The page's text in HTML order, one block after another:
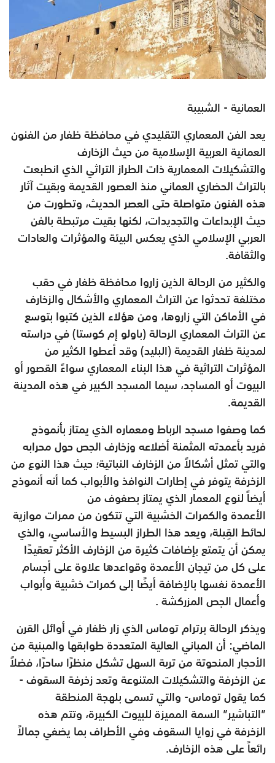
العمانية - الشبيبة
يعد الفن المعماري التقليدي في محافظة ظفارمن الفنون
العمانية العربية الإسلامية من حيث الزخارف
والتشكيلاتالمعمارية ذات الطراز التراثي الذي انطبعت
بالتراث الحضاري العمانيمنذ العصور القديمة وبقيت آثار
هذه الفنون متواصلة حتى العصر الحديث، وتطورت من
حيث الإبداعات والتجديدات، لكنها بقيت مرتبطة بالفن
العربيالإسلامي الذي يعكس البيئة والمؤثرات والعادات
والثقافة.
والكثير من الرحالة الذين زاروا محافظة ظفار في حقب
مختلفة تحدثوا عنالتراث المعماري والأشكال والزخارف
في الأماكن التي زاروها، ومنهؤلاء الذين كتبوا بتوسع
عن التراث المعماري الرحالة (باولو إم كوستا)في دراسته
لمدينة ظفار القديمة (البليد) وقد أعطوا الكثير من
المؤثراتالتراثية في هذا البناء المعماري سواءً القصور أو
البيوت أو المساجد، سيما المسجد الكبير في هذه المدينة
القديمة.
كما وصفوا مسجد الرباط ومعماره الذي يمتاز بأنموذج
فريد بأعمدته المثمنةأضلاعه وزخارف الجص حول محرابه
والتي تمثل أشكالاً من الزخارفالنباتية؛ حيث هذا النوع من
الزخرفة يتوفر في إطارات النوافذ والأبوابكما أنه أنموذج
أيضاً لنوع المعمار الذي يمتاز بصفوف من
الأعمدةوالكمرات الخشبية التي تتكون من ممرات موازية
لحائط القِبلة، ويعد هذا الطراز البسيط والأساسي، والذي
يمكن أن يتمتع بإضافات كثيرة منالزخارف الأكثر تعقيدًا
على كل من تيجان الأعمدة وقواعدها علاوة علىأجسام
الأعمدة نفسها بالإضافة أيضًا إلى كمرات خشبية وأبواب
وأعمالالجص المزركشة .
ويذكر الرحالة برترام توماس الذي زار ظفار في أوائل القرن
الماضي: أنالمباني العالية المتعددة طوابقها والمبنية من
الأحجار المنحوتة من تربةالسهل تشكل منظرًا ساحرًا، فضلاً
عن الزخرفة والتشكيلات المتنوعة وتعدزخرفة السقوف -
كما يقول توماس- والتي تسمى بلهجة المنطقة
”التباشير” السمة المميزة للبيوت الكبيرة، وتتم هذه
الزخرفة في زوايا السقوف وفيالأطراف بما يضفي جمالاً
رائعاً على هذه الزخارف.